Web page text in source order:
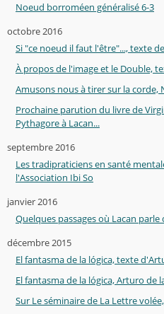
Noeud borroméen généralisé 6-3
octobre 2016
Si "ce noeud il faut l'être"..., texte
À propos de l'image et le Double,
Amusons nous à tirer sur la corde,
Prochaine parution du livre de
Pythagore à Lacan...
septembre 2016
Les tradipraticiens en santé
l'Association Ibi So
janvier 2016
Quelques passages où Lacan parle
décembre 2015
El fantasma de la lógica, texte
El fantasma de la lógica, Arturo de
Sur Le séminaire de La Lettre